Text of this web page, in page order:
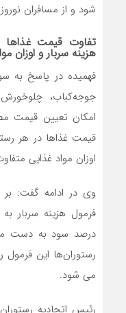
شود و از مسافران
تفاوت قیمت غذاها
هزینه سربار و اوزان
فهمیده در پاسخ به
جوجه‌کباب،
امکان تعیین قیمت
قیمت غذاها در هر
اوزان مواد غذایی
وی در ادامه گفت:
درصد سود به دست
رستوران‌ها این فرمول
می شود.
رئیس اتحادیه